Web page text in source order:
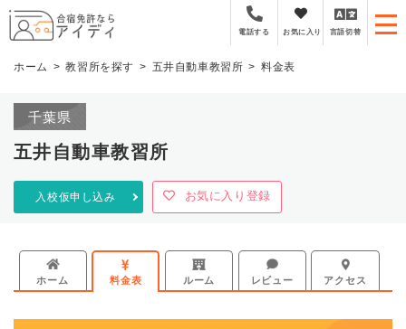
全国厳選の合宿免許プ
電話する お気に入り 言語切替
ホーム 教習所を探す 五井自動車教習所 料金表
千葉県
五井自動車教習所
入校仮申し込み お気に入り登録
ホーム 料金表 ルーム レビュー アクセス